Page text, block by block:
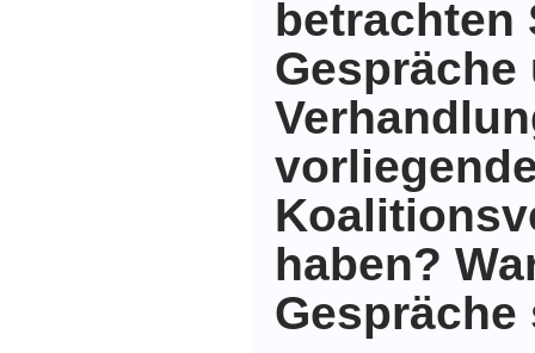
betrachten
Gespräche
haben?